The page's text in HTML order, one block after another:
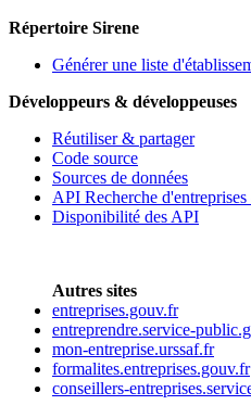
Répertoire Sirene
Générer une liste
Développeurs & développeuses
Réutiliser & partager
Code source
Sources de données
API Recherche
Disponibilité des API
Autres sites
entreprises.gouv.fr
entreprendre.service-
mon-entreprise.urssaf.fr
formalites.entreprises.gouv.fr
conseillers-